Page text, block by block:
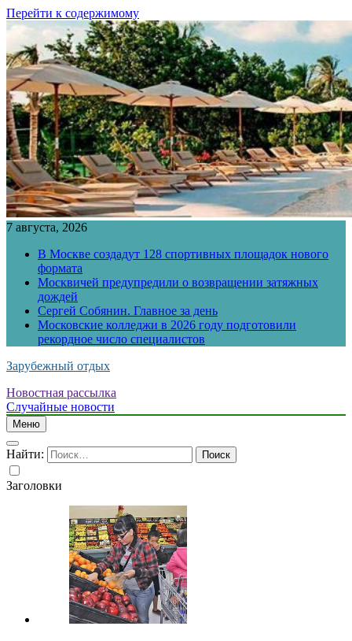
Перейти к содержимому
7 августа, 2026
В Москве создадут 128 спортивных площадок нового
формата
Москвичей предупредили о возвращении затяжных
дождей
Сергей Собянин. Главное за день
Московские колледжи в 2026 году подготовили
рекордное число специалистов
Зарубежный отдых
Новостная рассылка
Случайные новости
Меню
Найти:
Заголовки